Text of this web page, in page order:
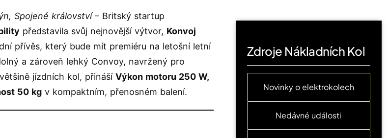
Spojené království– Britský startup
představila svůj nejnovější výtvor, Konvoj
přívěs, který bude mít premiéru na letošní letní
a zároveň lehký Convoy, navržený pro
jízdních kol, přinášíVýkon motoru 250 W,
50 kg v kompaktním, přenosném balení.
Zdroje Nákladních Kol
Novinky o elektrokolech
Nedávné události